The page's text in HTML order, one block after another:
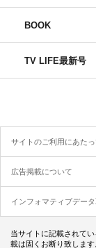
BOOK
TV LIFE最新号
サイトのご利用にあたっ
広告掲載について
インフォマティブデー
当サイトに記載されて
載は固くお断り致します